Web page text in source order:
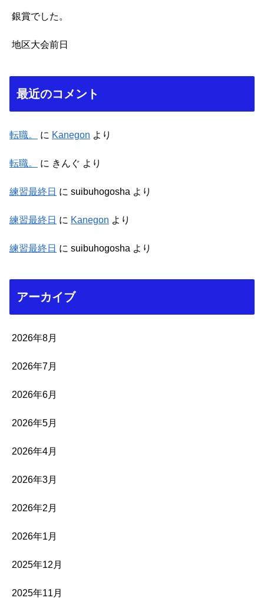
銀賞でした。
地区大会前日
最近のコメント
転職。 に Kanegon より
転職。 に きんぐ より
練習最終日 に suibuhogosha より
練習最終日 に Kanegon より
練習最終日 に suibuhogosha より
アーカイブ
2026年8月
2026年7月
2026年6月
2026年5月
2026年4月
2026年3月
2026年2月
2026年1月
2025年12月
2025年11月